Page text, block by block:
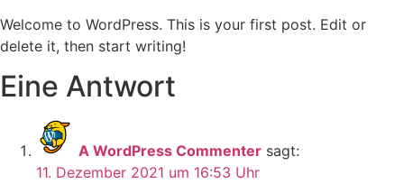
Welcome to WordPress. This is your first post. Edit or
delete it, then start writing!
Eine Antwort
A WordPress Commenter sagt:
11. Dezember 2021 um 16:53 Uhr